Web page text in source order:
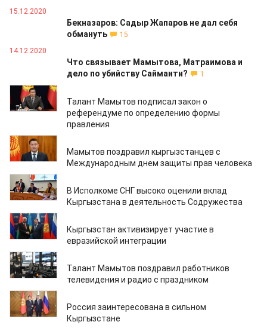
15.12.2020
Бекназаров: Садыр Жапаров не дал себя
обмануть
15
14.12.2020
Что связывает Мамытова, Матраимова и
дело по убийству Саймаити?
1
12.12.2020
Талант Мамытов подписал закон о
референдуме по определению формы
правления
10.12.2020
Мамытов поздравил кыргызстанцев с
Международным днем защиты прав человека
09.12.2020
В Исполкоме СНГ высоко оценили вклад
Кыргызстана в деятельность Содружества
08.12.2020
Кыргызстан активизирует участие в
евразийской интеграции
08.12.2020
Талант Мамытов поздравил работников
телевидения и радио с праздником
07.12.2020
Россия заинтересована в сильном
Кыргызстане